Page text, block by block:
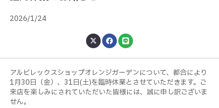
2026/1/24
アルビレックスショップオレンジガーデンについて、都合により
1月30日（金）、31日(土)を臨時休業とさせていただきます。ご
来店を楽しみにされていただいた皆様には、誠に申し訳ございま
せん。